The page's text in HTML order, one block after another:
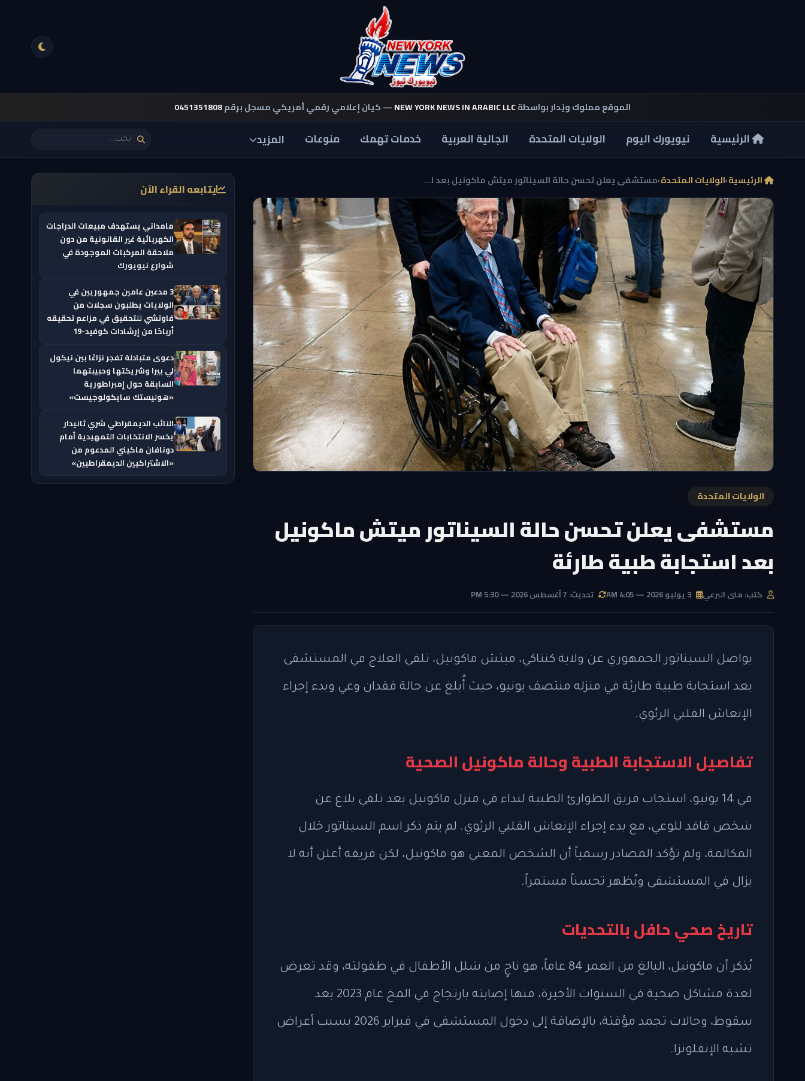
الموقع مملوك ويُدار بواسطةNEW YORK NEWS IN ARABIC LLC— كيان إعلامي رقمي أمريكي مسجل برقم0451351808
الرئيسية نيويورك اليوم الولايات المتحدة الجالية العربية خدمات تهمك منوعات المزيد
الرئيسية›الولايات المتحدة›مستشفى يعلن تحسن حالة السيناتور ميتش ماكونيل بعد ا...
الولايات المتحدة
مستشفى يعلن تحسن حالة السيناتور ميتش ماكونيل
بعد استجابة طبية طارئة
كتب: منى البرعي تحديث: 7 أغسطس 2026 — 5:30 PM
يواصل السيناتور الجمهوري عن ولاية كنتاكي، ميتش ماكونيل، تلقي العلاج في المستشفى
بعد استجابة طبية طارئة في منزله منتصف يونيو، حيث أُبلغ عن حالة فقدان وعي وبدء إجراء
الإنعاش القلبي الرئوي.
تفاصيل الاستجابة الطبية وحالة ماكونيل الصحية
في 14 يونيو، استجاب فريق الطوارئ الطبية لنداء في منزل ماكونيل بعد تلقي بلاغ عن
شخص فاقد للوعي، مع بدء إجراء الإنعاش القلبي الرئوي. لم يتم ذكر اسم السيناتور خلال
المكالمة، ولم تؤكد المصادر رسمياً أن الشخص المعني هو ماكونيل، لكن فريقه أعلن أنه لا
يزال في المستشفى ويُظهر تحسناً مستمراً.
تاريخ صحي حافل بالتحديات
يُذكر أن ماكونيل، البالغ من العمر 84 عاماً، هو ناجٍ من شلل الأطفال في طفولته، وقد تعرض
لعدة مشاكل صحية في السنوات الأخيرة، منها إصابته بارتجاج في المخ عام 2023 بعد
سقوط، وحالات تجمد مؤقتة، بالإضافة إلى دخول المستشفى في فبراير 2026 بسبب أعراض
تشبه الإنفلونزا.
يتابعه القراء الآن
مامداني يستهدف مبيعات الدراجات
الكهربائية غير القانونية من دون
ملاحقة المركبات الموجودة في
شوارع نيويورك
3 مدعين عامين جمهوريين في
الولايات يطلبون سجلات من
فاوتشي للتحقيق في مزاعم تحقيقه
أرباحًا من إرشادات كوفيد-19
دعوى متبادلة تفجر نزاعًا بين نيكول
لي بيرا وشريكتها وحبيبتهما
السابقة حول إمبراطورية
«هوليستك سايكولوجيست»
النائب الديمقراطي شري ثانيدار
يخسر الانتخابات التمهيدية أمام
دونافان ماكيني المدعوم من
«الاشتراكيين الديمقراطيين»